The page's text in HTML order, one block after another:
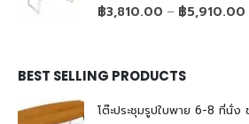
0out of 5
฿3,810.00 – ฿5,910.00
BEST SELLING PRODUCTS
โต๊ะประชุมรูปใบพาย 6-8 ที่นั่ง